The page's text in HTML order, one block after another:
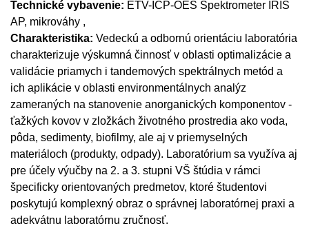
Technické vybavenie: ETV-ICP-OES Spektrometer IRIS
AP, mikrováhy ,
Charakteristika: Vedeckú a odbornú orientáciu laboratória
charakterizuje výskumná činnosť v oblasti optimalizácie a
validácie priamych i tandemových spektrálnych metód a
ich aplikácie v oblasti environmentálnych analýz
zameraných na stanovenie anorganických komponentov -
ťažkých kovov v zložkách životného prostredia ako voda,
pôda, sedimenty, biofilmy, ale aj v priemyselných
materiáloch (produkty, odpady). Laboratórium sa využíva aj
pre účely výučby na 2. a 3. stupni VŠ štúdia v rámci
špecificky orientovaných predmetov, ktoré študentovi
poskytujú komplexný obraz o správnej laboratórnej praxi a
adekvátnu laboratórnu zručnosť.